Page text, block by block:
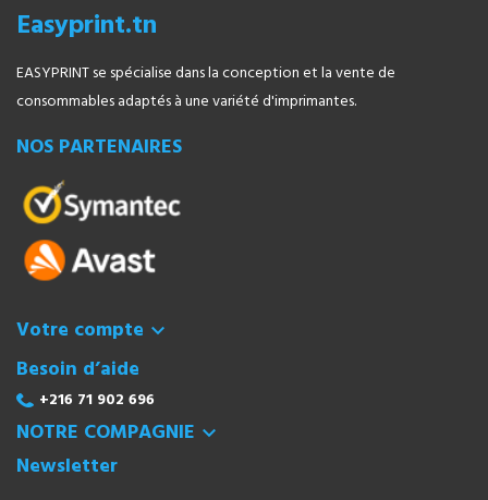
Easyprint.tn
EASYPRINT se spécialise dans la conception et la vente de
consommables adaptés à une variété d'imprimantes.
NOS PARTENAIRES
Votre compte 
Besoin d’aide
+216 71 902 696
NOTRE COMPAGNIE 
Newsletter